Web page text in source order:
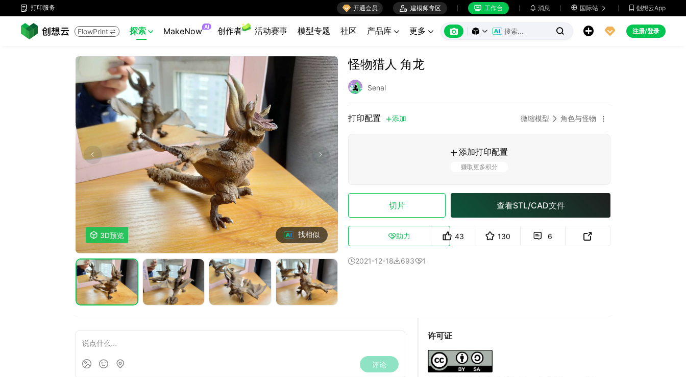
 打印服务  开通会员  建模师专区  工作台  消息  国际站   创想云App
FlowPrint  探索  MakeNow AI 创作者 活动赛事 模型专题 社区 产品库  更多        注册/登录
 3D预览 找相似
怪物猎人 角龙
Senal
打印配置 添加 微缩模型  角色与怪物 
 添加打印配置
赚取更多积分
切片 查看STL/CAD文件
助力 43 130  6 
2021-12-186931
许可证